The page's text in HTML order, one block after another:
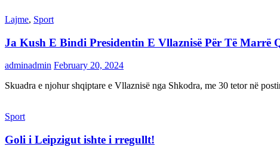
Lajme, Sport
Ja Kush E Bindi Presidentin E Vllaznisë Për Të Marrë
adminadmin February 20, 2024
Skuadra e njohur shqiptare e Vllaznisë nga Shkodra, me 30 tetor në
Sport
Goli i Leipzigut ishte i rregullt!